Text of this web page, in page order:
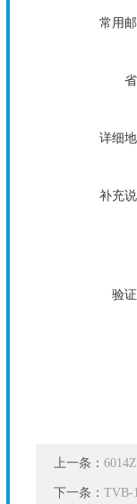
常用
详细
补充
验
上一条：
下一条： TVB-